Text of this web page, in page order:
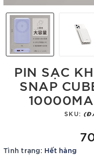
PIN SẠC
SNAP
SKU:
Tình trạng: Hết hàng